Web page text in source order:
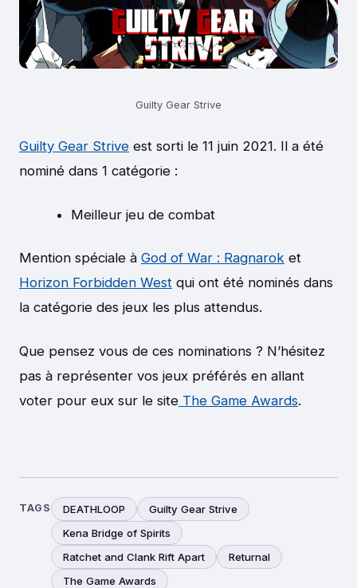
Guilty Gear Strive
Guilty Gear Strive est sorti le 11 juin 2021. Il a été
nominé dans 1 catégorie :
Meilleur jeu de combat
Mention spéciale à God of War : Ragnarok et
Horizon Forbidden West qui ont été nominés dans
la catégorie des jeux les plus attendus.
Que pensez vous de ces nominations ? N’hésitez
pas à représenter vos jeux préférés en allant
voter pour eux sur le site The Game Awards.
TAGS DEATHLOOP
Guilty Gear Strive
Kena Bridge of Spirits
Ratchet and Clank Rift Apart
Returnal
The Game Awards